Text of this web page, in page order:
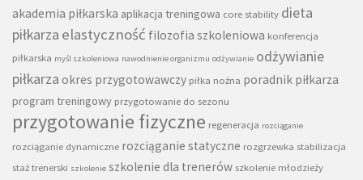
akademia piłkarska aplikacja treningowa core stability dieta
piłkarza elastyczność filozofia szkoleniowa konferencja
piłkarska myśl szkoleniowa nawodnienie organizmu odżywianie odżywianie
piłkarza okres przygotowawczy piłka nożna poradnik piłkarza
program treningowy przygotowanie do sezonu
przygotowanie fizyczne regeneracja rozciąganie
rozciąganie dynamiczne rozciąganie statyczne rozgrzewka stabilizacja
staż trenerski szkolenie szkolenie dla trenerów szkolenie młodzieży